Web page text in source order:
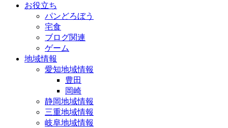
お役立ち
パンどろぼう
宅食
ブログ関連
ゲーム
地域情報
愛知地域情報
豊田
岡崎
静岡地域情報
三重地域情報
岐阜地域情報